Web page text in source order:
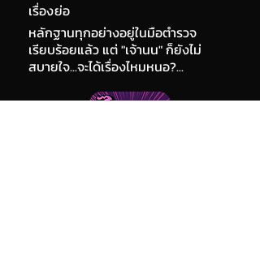
เรื่องย่อ
หลักฐานทุกอย่างอยู่ในมือตำรวจ
เรียบร้อยแล้ว แต่ "เจ้านน" ก็ยังไม่
สบายใจ...จะได้เรื่องไหมหนอ?...